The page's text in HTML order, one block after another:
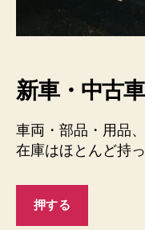
新車・中古
車両・部品・用品
在庫はほとんど持
押する